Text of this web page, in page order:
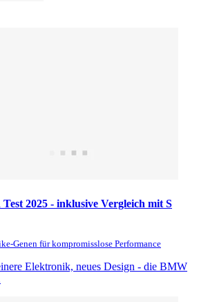
2025 - inklusive Vergleich mit S
Genen für kompromisslose Performance
Elektronik, neues Design - die BMW